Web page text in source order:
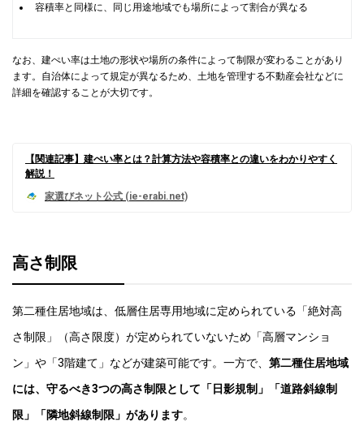
容積率と同様に、同じ用途地域でも場所によって割合が異なる
なお、建ぺい率は土地の形状や場所の条件によって制限が変わることがあり
ます。自治体によって規定が異なるため、土地を管理する不動産会社などに
詳細を確認することが大切です。
【関連記事】建ぺい率とは？計算方法や容積率との違いをわかりやすく
解説！
高さ制限
第二種住居地域は、低層住居専用地域に定められている「絶対高
さ制限」（高さ限度）が定められていないため「高層マンショ
ン」や「3階建て」などが建築可能です。一方で、 第二種住居地域
には、守るべき3つの高さ制限として「日影規制」「道路斜線制
限」「隣地斜線制限」があります。